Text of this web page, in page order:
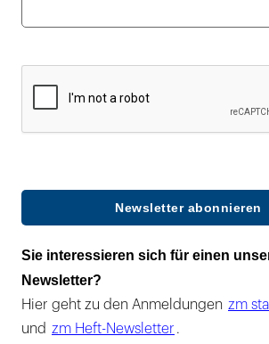
Newsletter abonnieren
Sie interessieren sich für einen
Newsletter?
Hier geht zu den Anmeldungen zm
und zm Heft-Newsletter .